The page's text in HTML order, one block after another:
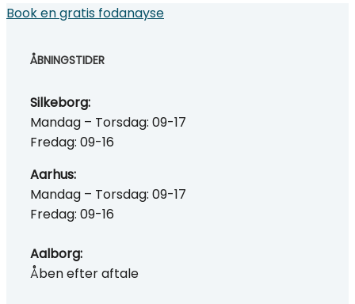
Book en gratis fodanayse
ÅBNINGSTIDER
Silkeborg:
Mandag – Torsdag: 09-17
Fredag: 09-16
Aarhus:
Mandag – Torsdag: 09-17
Fredag: 09-16
Aalborg:
Åben efter aftale